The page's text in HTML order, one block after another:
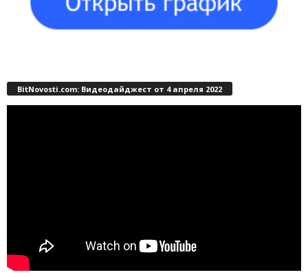
BitNovosti.com: Видеодайджест от 4 апреля 2022